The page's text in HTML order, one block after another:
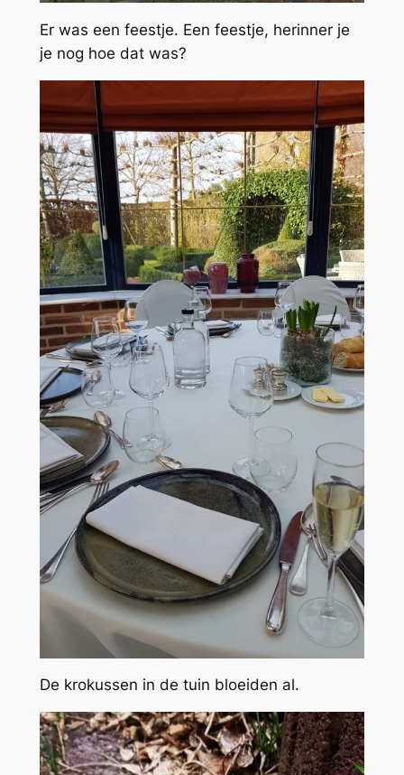
Er was een feestje. Een feestje, herinner je
je nog hoe dat was?
De krokussen in de tuin bloeiden al.